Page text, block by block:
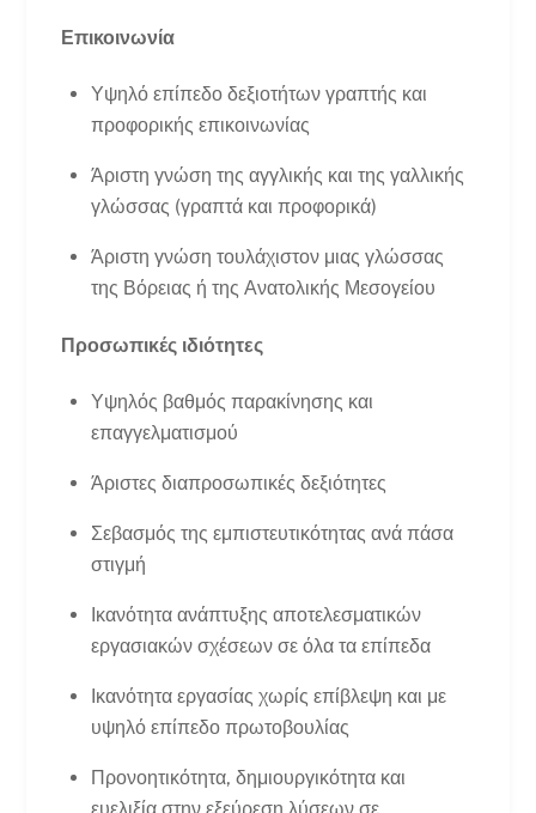
Επικοινωνία
Υψηλό επίπεδο δεξιοτήτων γραπτής και
προφορικής επικοινωνίας
Άριστη γνώση της αγγλικής και της γαλλικής
γλώσσας (γραπτά και προφορικά)
Άριστη γνώση τουλάχιστον μιας γλώσσας
της Βόρειας ή της Ανατολικής Μεσογείου
Προσωπικές ιδιότητες
Υψηλός βαθμός παρακίνησης και
επαγγελματισμού
Άριστες διαπροσωπικές δεξιότητες
Σεβασμός της εμπιστευτικότητας ανά πάσα
στιγμή
Ικανότητα ανάπτυξης αποτελεσματικών
εργασιακών σχέσεων σε όλα τα επίπεδα
Ικανότητα εργασίας χωρίς επίβλεψη και με
υψηλό επίπεδο πρωτοβουλίας
Προνοητικότητα, δημιουργικότητα και